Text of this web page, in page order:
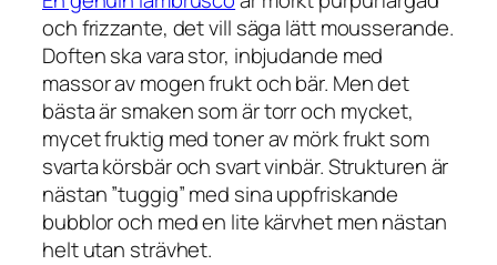
ochfrizzante, det vill säga lätt mousserande.
Doften ska vara stor, inbjudande med
massor av mogen frukt och bär. Men det
bästa är smaken som är torr och mycket,
mycet fruktig med toner av mörk frukt som
svarta körsbär och svart vinbär. Strukturen är
nästan ”tuggig” med sina uppfriskande
bubblor och med en lite kärvhet men nästan
helt utan strävhet.